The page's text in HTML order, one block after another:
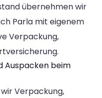
übernehmen wir
Parla mit eigenem
Verpackung,
Auspacken beim
Verpackung,